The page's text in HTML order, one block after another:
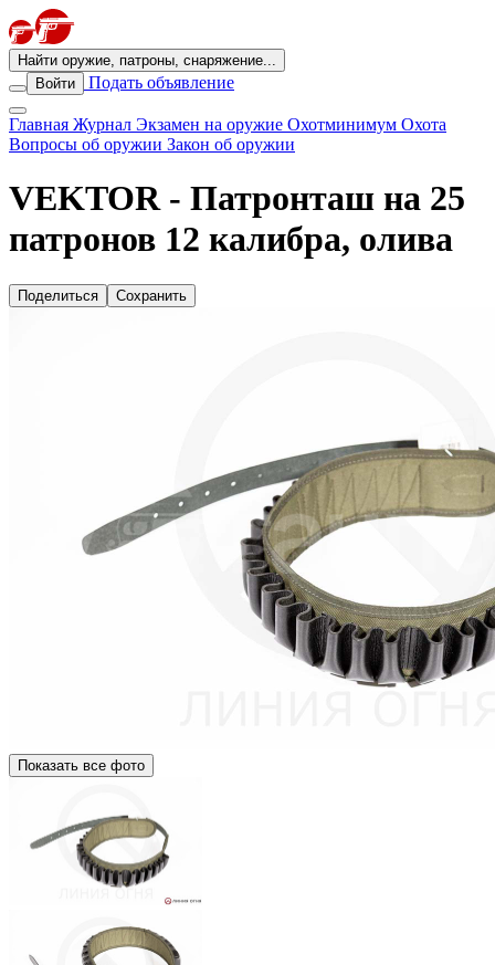
Найти оружие, патроны, снаряжение...
Войти
Подать объявление
Главная Журнал Экзамен на оружие Охотминимум Охота
Вопросы об оружии Закон об оружии
VEKTOR - Патронташ на 25
патронов 12 калибра, олива
Поделиться Сохранить
Показать все фото